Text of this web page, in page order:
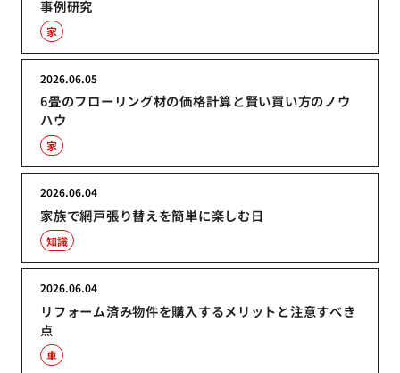
事例研究
家
6畳のフローリング材の価格計算と賢い買い方のノウ
ハウ
2026.06.05
家
家族で網戸張り替えを簡単に楽しむ日
2026.06.04
知識
リフォーム済み物件を購入するメリットと注意すべき
点
2026.06.04
車